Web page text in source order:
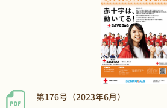
第176号（2023年6月）